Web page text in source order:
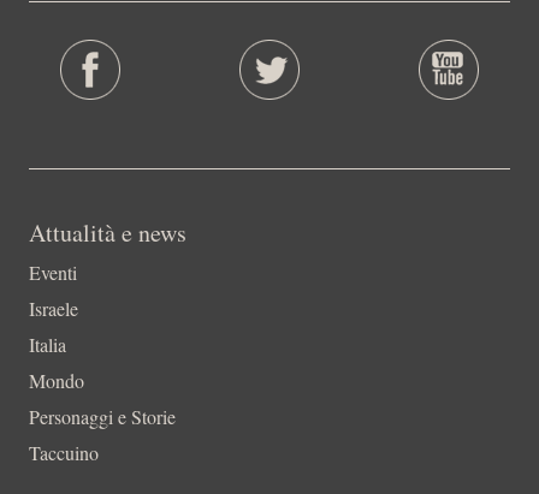
Attualità e news
Eventi
Israele
Italia
Mondo
Personaggi e Storie
Taccuino